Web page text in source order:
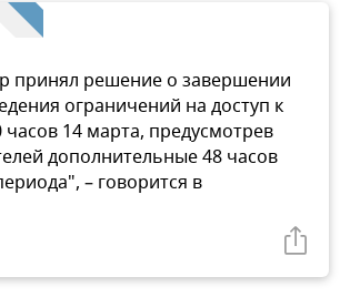
принял решение о завершении
ограничений на доступ к
14 марта, предусмотрев
дополнительные 48 часов
– говорится в